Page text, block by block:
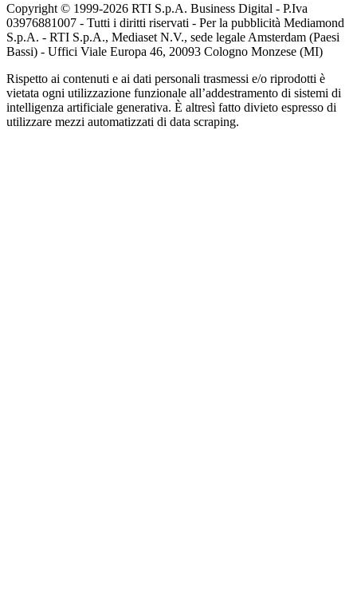
Copyright © 1999-2026 RTI S.p.A. Business Digital - P.Iva
03976881007 - Tutti i diritti riservati - Per la pubblicità Mediamond
S.p.A. - RTI S.p.A., Mediaset N.V., sede legale Amsterdam (Paesi
Bassi) - Uffici Viale Europa 46, 20093 Cologno Monzese (MI)
Rispetto ai contenuti e ai dati personali trasmessi e/o riprodotti è
vietata ogni utilizzazione funzionale all’addestramento di sistemi di
intelligenza artificiale generativa. È altresì fatto divieto espresso di
utilizzare mezzi automatizzati di data scraping.